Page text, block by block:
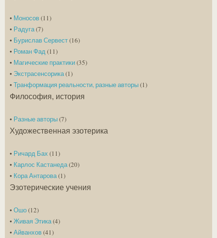
• Моносов(11)
• Радуга(7)
• Бурислав Сервест(16)
• Роман Фад (11)
• Магические практики(35)
• Экстрасенсорика(1)
• Транформация реальности, разные авторы(1)
Философия, история
• Разные авторы(7)
Художественная эзотерика
• Ричард Бах (11)
• Карлос Кастанеда(20)
• Кора Антарова(1)
Эзотерические учения
• Ошо(12)
• Живая Этика(4)
• Айванхов(41)